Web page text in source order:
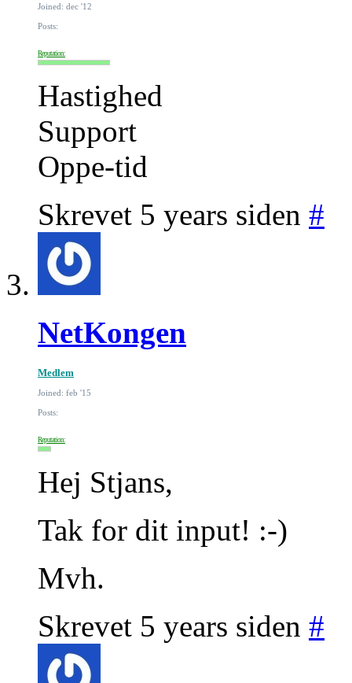
Joined: dec '12
Posts:
Reputation:
Hastighed
Support
Oppe-tid
Skrevet 5 years siden #
NetKongen
Medlem
Joined: feb '15
Posts:
Reputation:
Hej Stjans,
Tak for dit input! :-)
Mvh.
Skrevet 5 years siden #